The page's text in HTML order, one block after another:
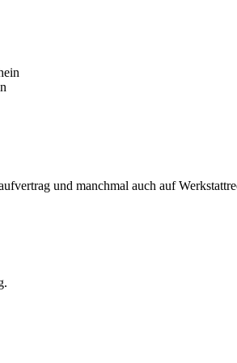
und manchmal auch auf